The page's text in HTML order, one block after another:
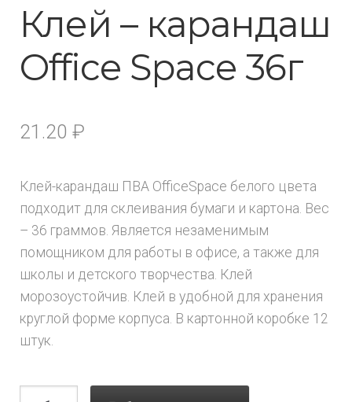
Клей – карандаш
Office Space 36г
21.20 ₽
Клей-карандаш ПВА OfficeSpace белого цвета
подходит для склеивания бумаги и картона. Вес
– 36 граммов. Является незаменимым
помощником для работы в офисе, а также для
школы и детского творчества. Клей
морозоустойчив. Клей в удобной для хранения
круглой форме корпуса. В картонной коробке 12
штук.